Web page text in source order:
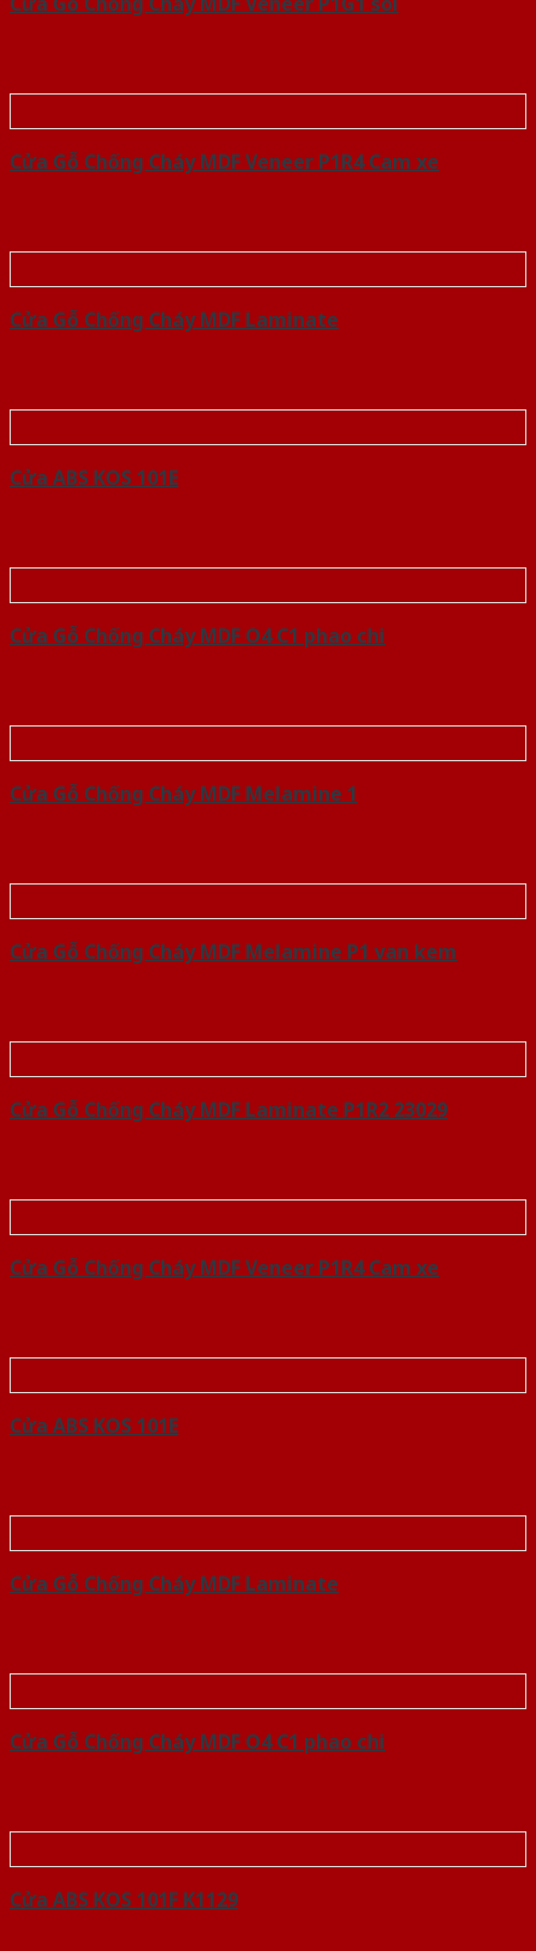
Cửa Gỗ Chống Cháy MDF Veneer P1R4 Cam xe
Cửa Gỗ Chống Cháy MDF Laminate
Cửa ABS KOS 101E
Cửa Gỗ Chống Cháy MDF O4 C1 phao chi
Cửa Gỗ Chống Cháy MDF Melamine 1
Cửa Gỗ Chống Cháy MDF Melamine P1 van kem
Cửa Gỗ Chống Cháy MDF Laminate P1R2 23029
Cửa Gỗ Chống Cháy MDF Veneer P1R4 Cam xe
Cửa ABS KOS 101E
Cửa Gỗ Chống Cháy MDF Laminate
Cửa Gỗ Chống Cháy MDF O4 C1 phao chi
Cửa ABS KOS 101F K1129